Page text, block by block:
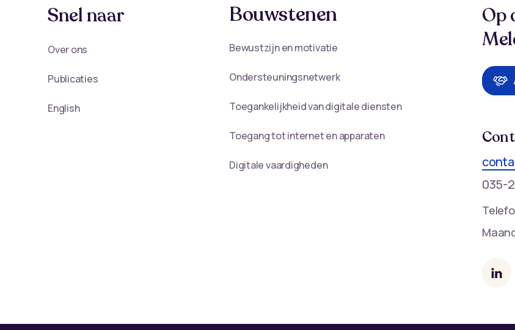
Snel naar
Over ons
Publicaties
English
Bouwstenen
Bewustzijn en motivatie
Ondersteuningsnetwerk
Toegankelijkheid van digitale diensten
Toegang tot internet en apparaten
Digitale vaardigheden
Op
035-